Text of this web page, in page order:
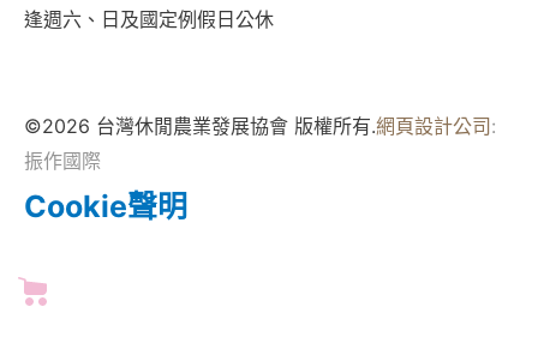
逢週六、日及國定例假日公休
©2026 台灣休閒農業發展協會 版權所有.網頁設計公司:
振作國際
Cookie聲明